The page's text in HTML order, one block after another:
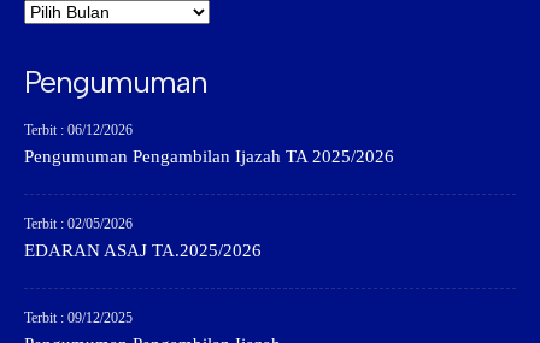
Pengumuman
Terbit : 06/12/2026
Pengumuman Pengambilan Ijazah TA 2025/2026
Terbit : 02/05/2026
EDARAN ASAJ TA.2025/2026
Terbit : 09/12/2025